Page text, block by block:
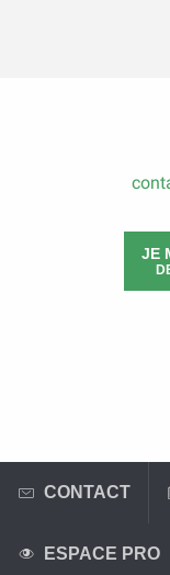
JE
CONTACT
ESPACE PRO